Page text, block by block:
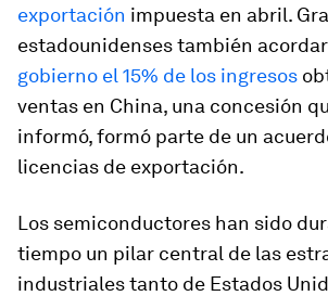
exportación impuesta en abril.
estadounidenses también
gobierno el 15% de los ingresos
ventas en China, una concesión
informó, formó parte de un
licencias de exportación.
Los semiconductores han sido
tiempo un pilar central de las
industriales tanto de Estados